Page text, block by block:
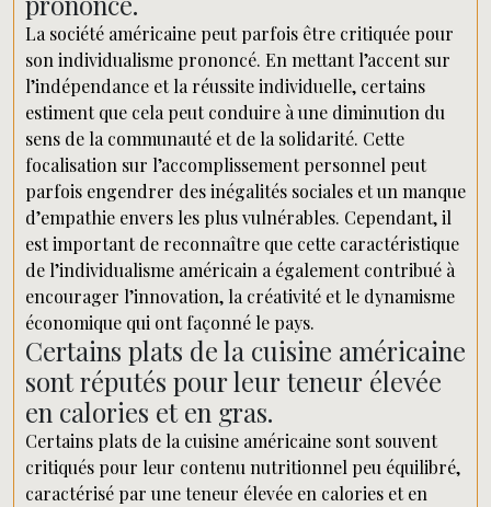
La société américaine peut parfois être critiquée pour
son individualisme prononcé. En mettant l’accent sur
l’indépendance et la réussite individuelle, certains
estiment que cela peut conduire à une diminution du
sens de la communauté et de la solidarité. Cette
focalisation sur l’accomplissement personnel peut
parfois engendrer des inégalités sociales et un manque
d’empathie envers les plus vulnérables. Cependant, il
est important de reconnaître que cette caractéristique
de l’individualisme américain a également contribué à
encourager l’innovation, la créativité et le dynamisme
économique qui ont façonné le pays.
Certains plats de la cuisine américaine
sont réputés pour leur teneur élevée
en calories et en gras.
Certains plats de la cuisine américaine sont souvent
critiqués pour leur contenu nutritionnel peu équilibré,
caractérisé par une teneur élevée en calories et en